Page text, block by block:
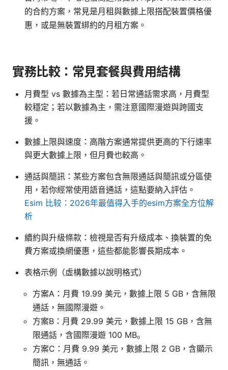
的合約方案，常見是月租與數據上限搭配裝置價格優
惠，或是無裝置綁約的月租方案。
實務比較：常見套餐與費用結構
月費型 vs 數據為主型：若日常通話需求高，月費型
較穩定；若以數據為主，需注意國際漫遊與跨國支
援。
數據上限與速度：高階方案通常提供更高的下行速率
與更大數據上限，但月費也較高。
通話與簡訊：某些方案包含無限通話與簡訊或分區使
用，若你經常使用語音通話，這點要納入評估。
Esim 比较：2026年最值得入手的esim方案全方位解
析
續約與升級條款：檢視是否有升級成本、換裝置的免
費方案或換網優惠，這些都能影響長期成本。
表格示例（虛構數據以說明格式）
方案A：月費 19.99 美元，數據上限 5 GB，含無限
通話，無國際漫遊。
方案B：月費 29.99 美元，數據上限 15 GB，含無
限通話，含國際漫遊 100 MB。
方案C：月費 9.99 美元，數據上限 2 GB，含顯示
簡訊，無通話。